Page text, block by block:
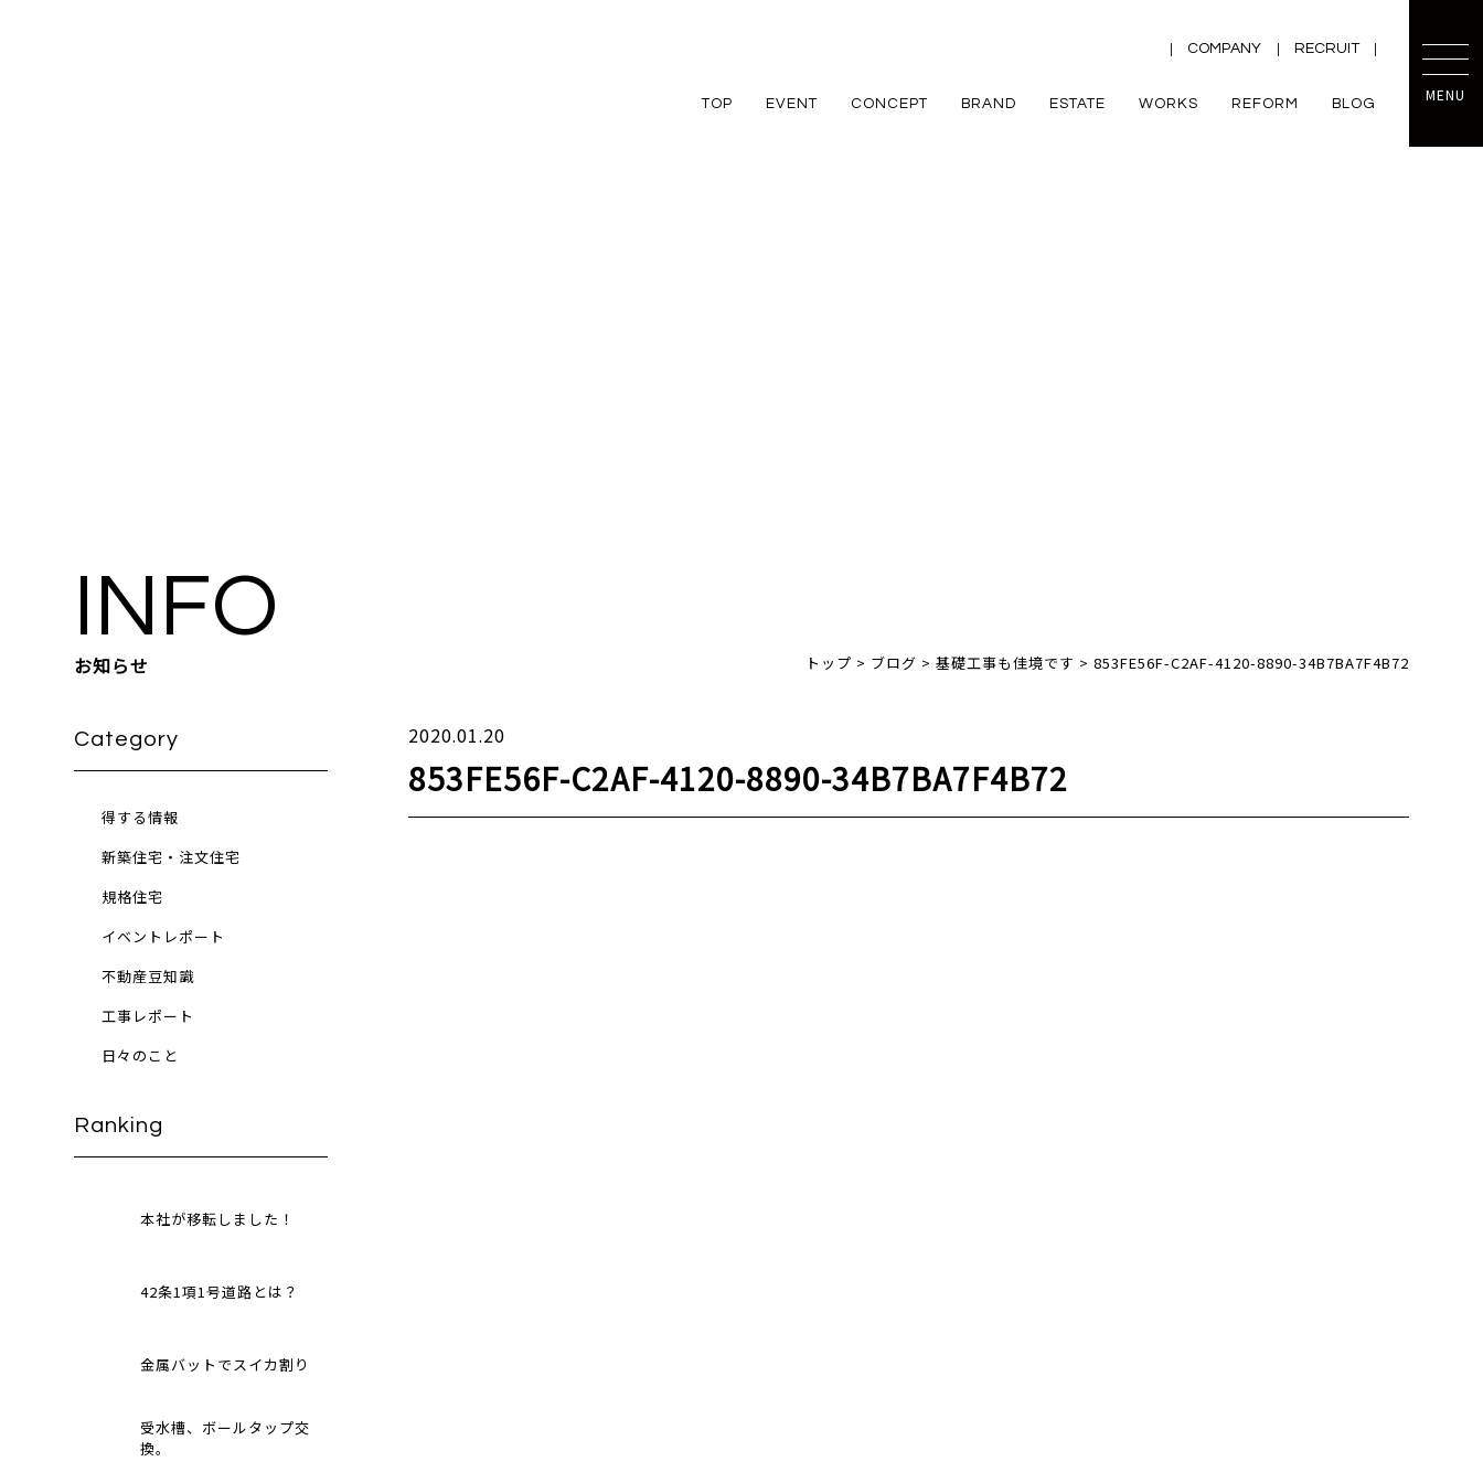
MENU
COMPANY RECRUIT
TOP EVENT CONCEPT BRAND ESTATE WORKS REFORM BLOG
INFO
お知らせ トップ > ブログ > 基礎工事も佳境です > 853FE56F-C2AF-4120-8890-34B7BA7F4B72
2020.01.20
853FE56F-C2AF-4120-8890-34B7BA7F4B72
Category
得する情報
新築住宅・注文住宅
規格住宅
イベントレポート
不動産豆知識
工事レポート
日々のこと
Ranking
本社が移転しました！
42条1項1号道路とは？
金属バットでスイカ割り
受水槽、ボールタップ交
換。